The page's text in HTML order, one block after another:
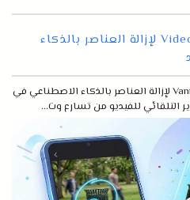
بدائل ميزة Vanish في Videoleap لإزالة العناصر بالذكاء
تقرير فني شامل عن بدائل ميزة Vanish لإزالة العناصر بالذكاء الاصطناعي في
التلقائي للفيديو من تسارع وت...